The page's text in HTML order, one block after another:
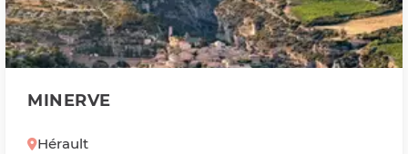
MINERVE
Hérault